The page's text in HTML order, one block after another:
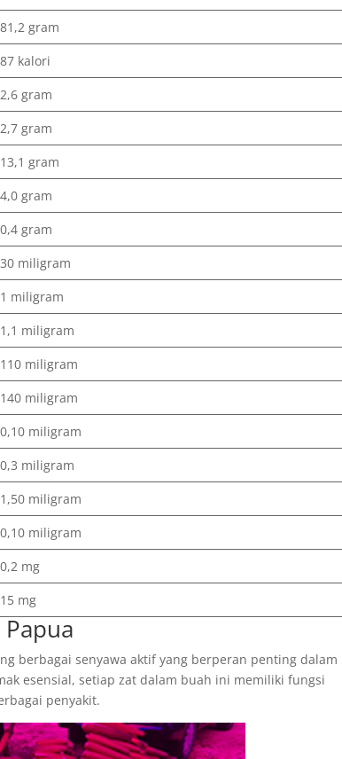
81,2 gram
87 kalori
2,6 gram
2,7 gram
13,1 gram
4,0 gram
0,4 gram
30 miligram
1 miligram
1,1 miligram
110 miligram
140 miligram
0,10 miligram
0,3 miligram
1,50 miligram
0,10 miligram
0,2 mg
15 mg
berbagai senyawa aktif yang berperan penting dalam
esensial, setiap zat dalam buah ini memiliki fungsi
penyakit.